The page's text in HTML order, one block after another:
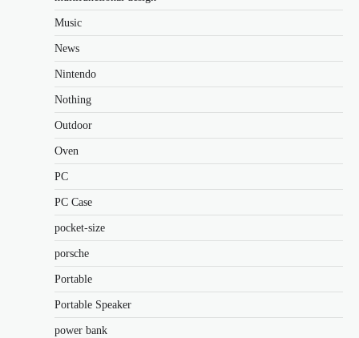
Music
News
Nintendo
Nothing
Outdoor
Oven
PC
PC Case
pocket-size
porsche
Portable
Portable Speaker
power bank